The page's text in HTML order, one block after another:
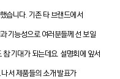
습니다. 기존 타 브랜드에서
기능성으로 여러분들께 선 보일
기대가 되는데요. 설명회에 앞서
서 제품들의 소개 발표가